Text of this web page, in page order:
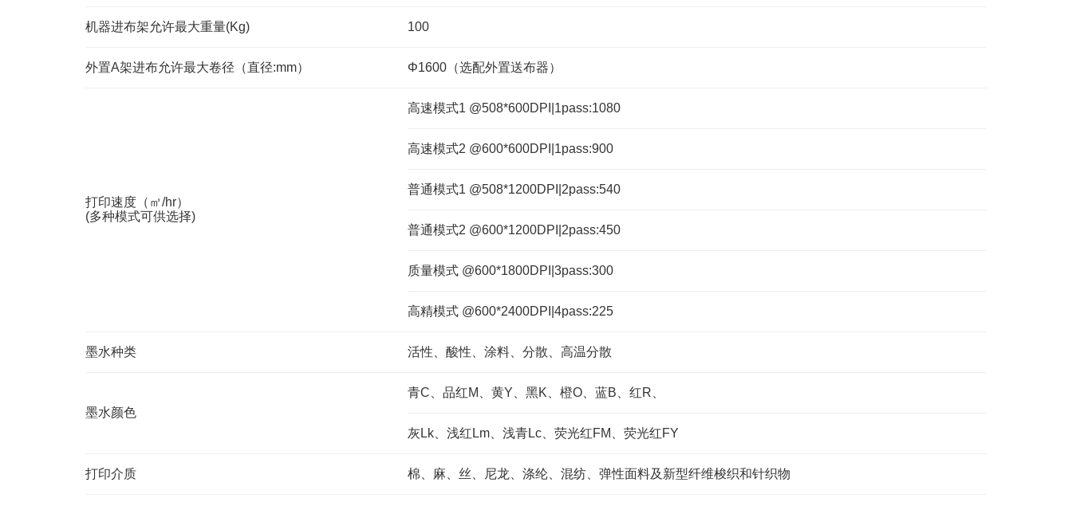
机器进布架允许最大重量(Kg) 100
外置A架进布允许最大卷径（直径:mm） Φ1600（选配外置送布器）
打印速度（㎡/hr）
(多种模式可供选择)
高速模式1 @508*600DPI|1pass:1080
高速模式2 @600*600DPI|1pass:900
普通模式1 @508*1200DPI|2pass:540
普通模式2 @600*1200DPI|2pass:450
质量模式 @600*1800DPI|3pass:300
高精模式 @600*2400DPI|4pass:225
墨水种类 活性、酸性、涂料、分散、高温分散
墨水颜色
青C、品红M、黄Y、黑K、橙O、蓝B、红R、
灰Lk、浅红Lm、浅青Lc、荧光红FM、荧光红FY
打印介质 棉、麻、丝、尼龙、涤纶、混纺、弹性面料及新型纤维梭织和针织物